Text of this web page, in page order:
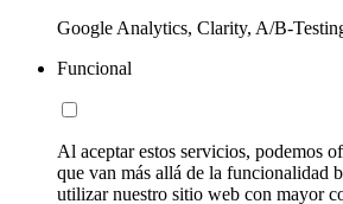
Google Analytics, Clarity, A/B-
Funcional
Al aceptar estos servicios, podemos
que van más allá de la funcionalidad
utilizar nuestro sitio web con mayor